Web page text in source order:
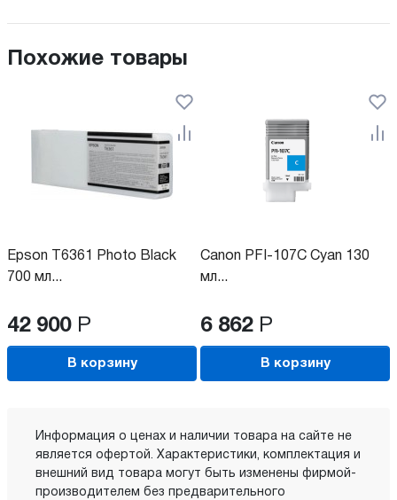
Похожие товары
Epson T6361 Photo Black
700 мл...
42 900 Р
В корзину
Canon PFI-107C Cyan 130
мл...
6 862 Р
В корзину
Информация о ценах и наличии товара на сайте не
является офертой. Характеристики, комплектация и
внешний вид товара могут быть изменены фирмой-
производителем без предварительного